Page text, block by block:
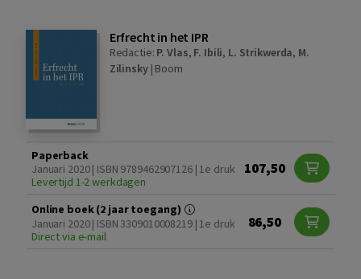
Erfrecht in het IPR
Redactie: P. Vlas, F. Ibili, L. Strikwerda, M.
Zilinsky| Boom
Paperback
Januari 2020 | ISBN 9789462907126 | 1e druk
Levertijd 1-2 werkdagen
107,50
Online boek (2 jaar toegang)
Januari 2020 | ISBN 3309010008219 | 1e druk
Direct via e-mail
86,50